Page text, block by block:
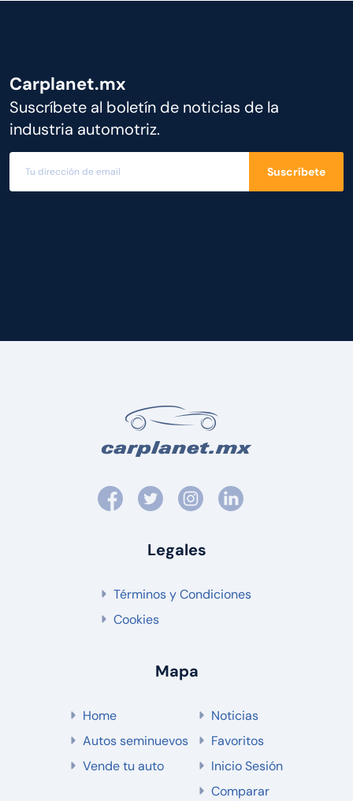
Carplanet.mx
Suscríbete al boletín de noticias de la
industria automotriz.
Suscríbete
Legales
Términos y Condiciones
Cookies
Mapa
Home
Autos seminuevos
Vende tu auto
Noticias
Favoritos
Inicio Sesión
Comparar